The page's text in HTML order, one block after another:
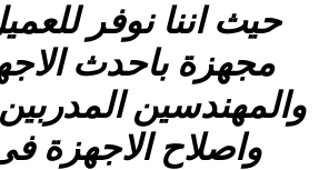
حيث اننا نوفر
مجهزة باحدث
والمهندسين
واصلاح الاجهزة